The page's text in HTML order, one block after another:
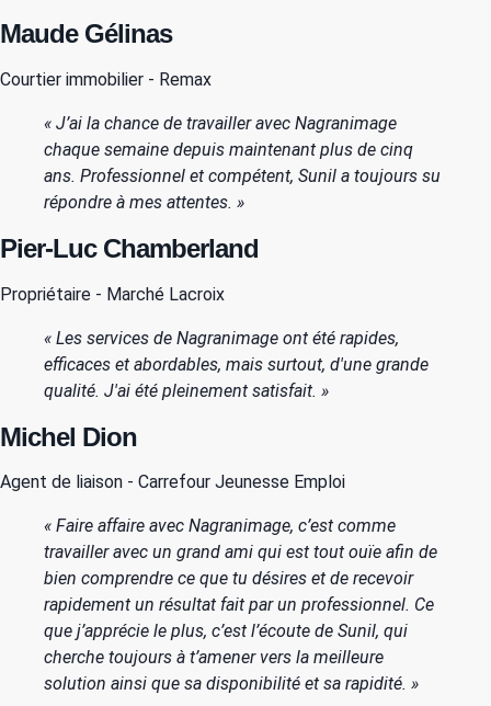
Maude Gélinas
Courtier immobilier - Remax
« J’ai la chance de travailler avec Nagranimage
chaque semaine depuis maintenant plus de cinq
ans. Professionnel et compétent, Sunil a toujours su
répondre à mes attentes. »
Pier-Luc Chamberland
Propriétaire - Marché Lacroix
« Les services de Nagranimage ont été rapides,
efficaces et abordables, mais surtout, d'une grande
qualité. J'ai été pleinement satisfait. »
Michel Dion
Agent de liaison - Carrefour Jeunesse Emploi
« Faire affaire avec Nagranimage, c’est comme
travailler avec un grand ami qui est tout ouïe afin de
bien comprendre ce que tu désires et de recevoir
rapidement un résultat fait par un professionnel. Ce
que j’apprécie le plus, c’est l’écoute de Sunil, qui
cherche toujours à t’amener vers la meilleure
solution ainsi que sa disponibilité et sa rapidité. »